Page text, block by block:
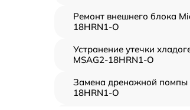
Ремонт внешнего блока
18HRN1-O
Устранение утечки
MSAG2-18HRN1-O
Замена дренажной помпы
18HRN1-O